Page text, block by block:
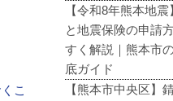
こ
【令和8年熊本地
と地震保険の申請
すく解説｜熊本市
底ガイド
【熊本市中央区】